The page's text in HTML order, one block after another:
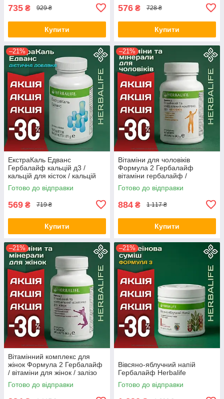
735 ₴ 929 ₴
Купити
576 ₴ 728 ₴
Купити
–21%
ЕкстраКаль Едванс
Гербалайф кальцій д3 /
кальцій для кісток / кальцій
магній цинк / вітаміни для
кісток Оригінал Herbalife
Готово до відправки
569 ₴ 719 ₴
Купити
–21%
Вітаміни для чоловіків
Формула 2 Гербалайф
вітаміни гербалайф /
комплекс вітамінів для
чоловіків Оригінал Herbalife
Готово до відправки
884 ₴ 1 117 ₴
Купити
–21%
Вітамінний комплекс для
жінок Формула 2 Гербалайф
/ вітаміни для жінок / залізо
для жінок Оригінал Herbalife
Акція
Готово до відправки
–21%
Вівсяно-яблучний напій
Гербалайф Herbalife
Готово до відправки